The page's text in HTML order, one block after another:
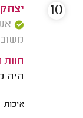
משוב: 26/03/
היה
איכות
10